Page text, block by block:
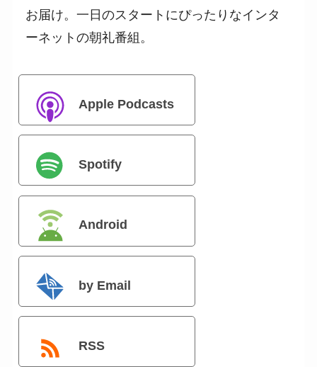
お届け。一日のスタートにぴったりなインタ
ーネットの朝礼番組。
Apple Podcasts
Spotify
Android
by Email
RSS